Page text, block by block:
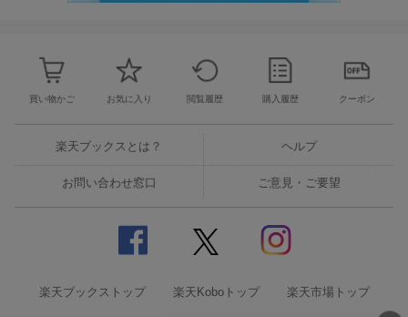
買い物かご お気に入り 閲覧履歴 購入履歴 クーポン
楽天ブックスとは？ ヘルプ
お問い合わせ窓口 ご意見・ご要望
楽天ブックストップ 楽天Koboトップ 楽天市場トップ